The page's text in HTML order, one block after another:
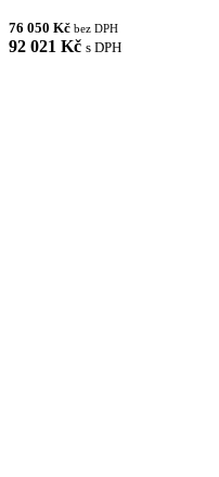
76 050 Kč bez DPH
92 021 Kč s DPH